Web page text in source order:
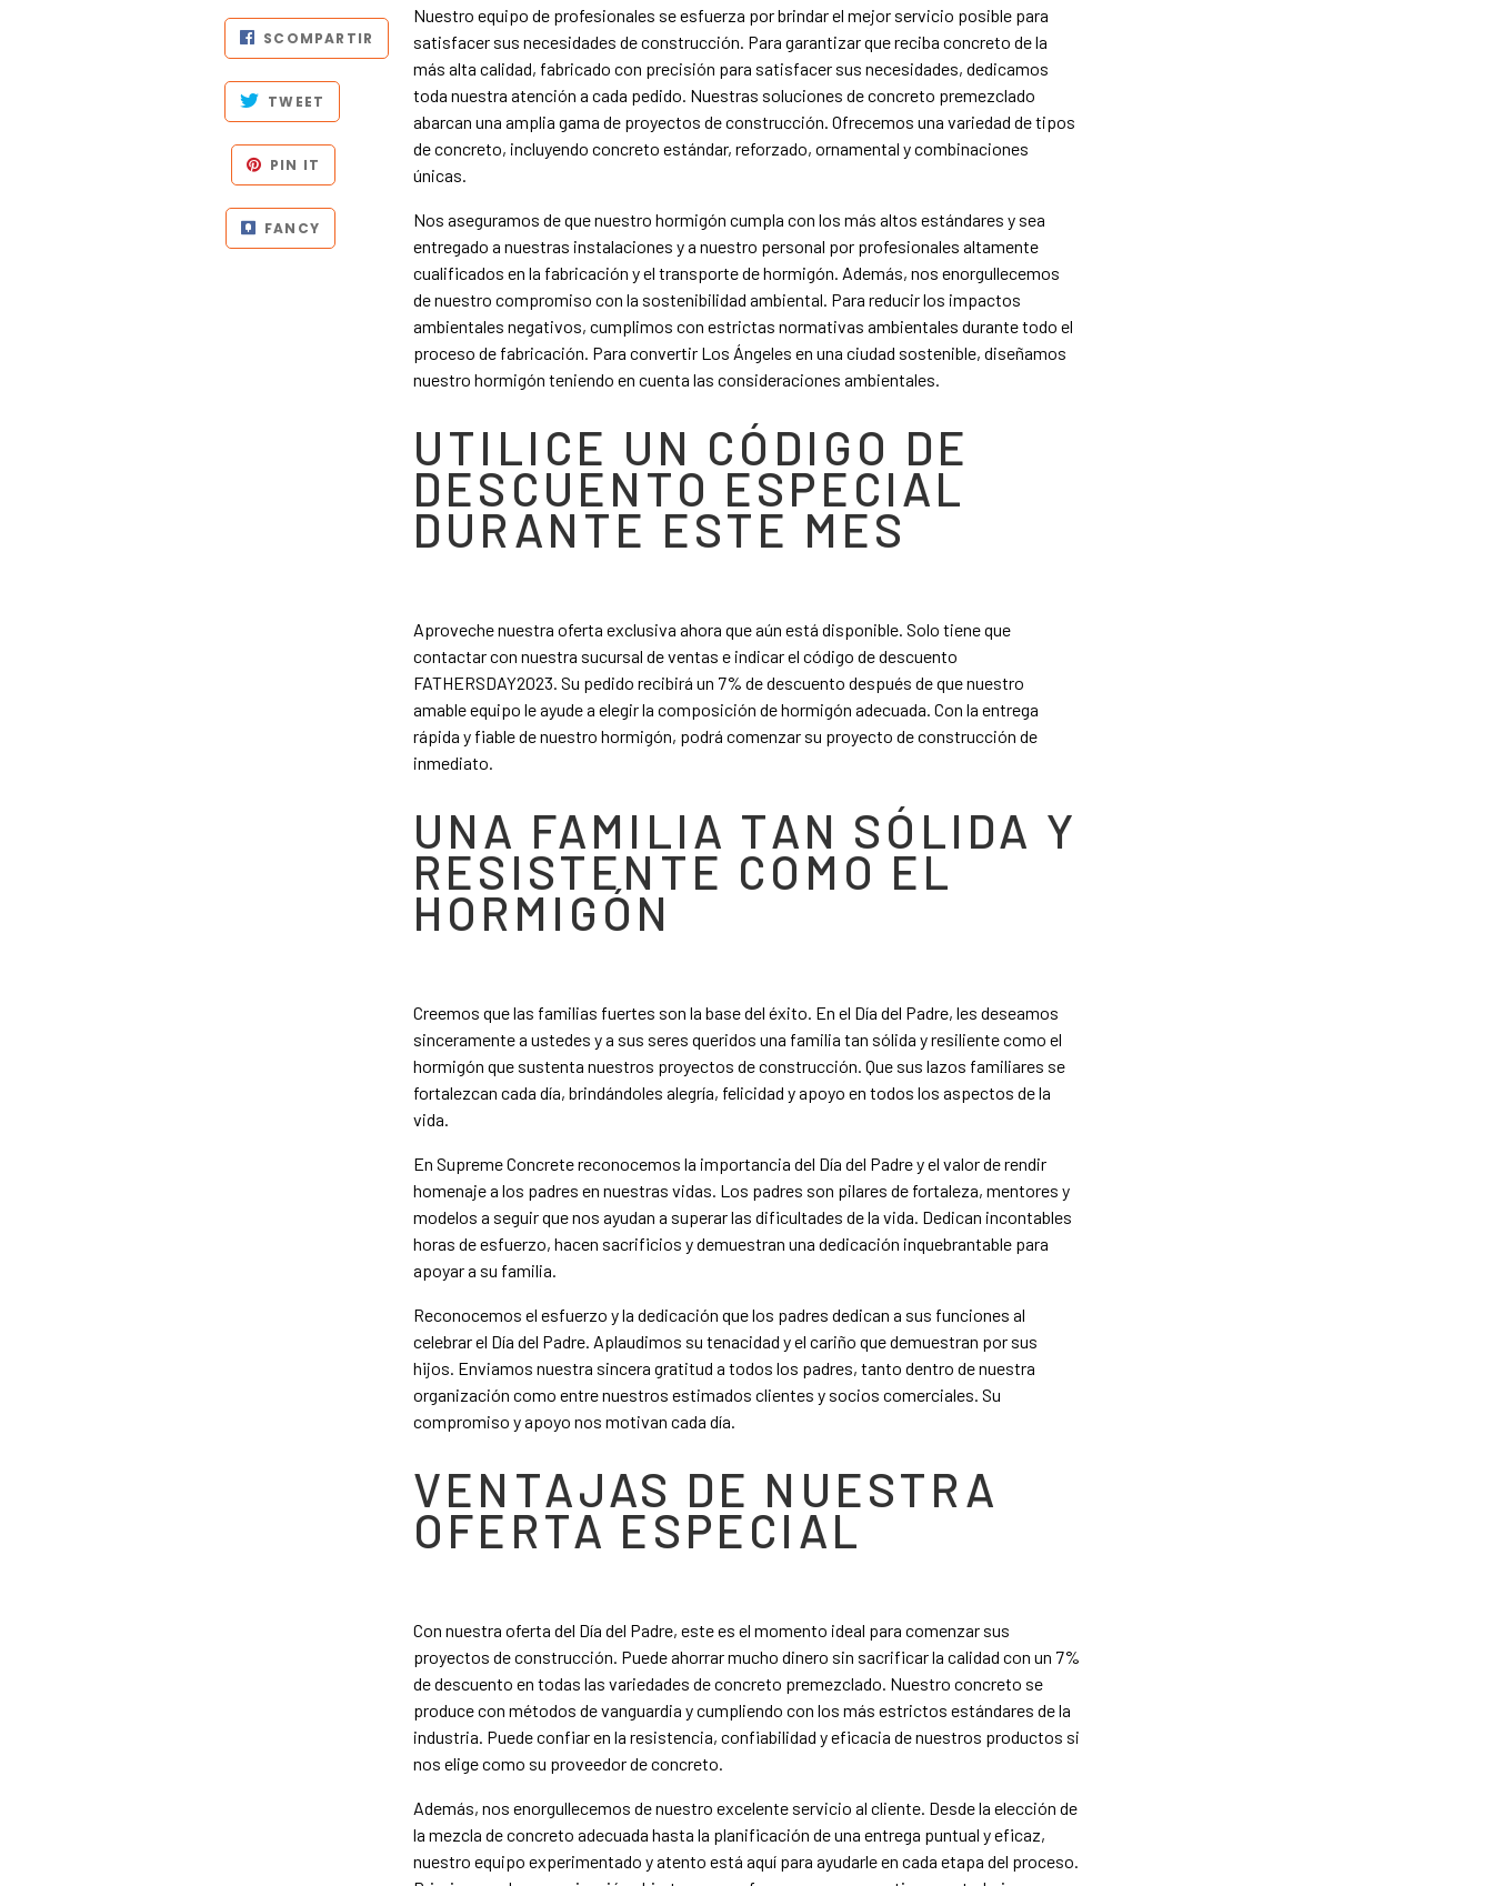
SCOMPARTIR
TWEET
PIN IT
FANCY
Nuestro equipo de profesionales se esfuerza por brindar el mejor servicio posible para
satisfacer sus necesidades de construcción. Para garantizar que reciba concreto de la
más alta calidad, fabricado con precisión para satisfacer sus necesidades, dedicamos
toda nuestra atención a cada pedido. Nuestras soluciones de concreto premezclado
abarcan una amplia gama de proyectos de construcción. Ofrecemos una variedad de tipos
de concreto, incluyendo concreto estándar, reforzado, ornamental y combinaciones
únicas.
Nos aseguramos de que nuestro hormigón cumpla con los más altos estándares y sea
entregado a nuestras instalaciones y a nuestro personal por profesionales altamente
cualificados en la fabricación y el transporte de hormigón. Además, nos enorgullecemos
de nuestro compromiso con la sostenibilidad ambiental. Para reducir los impactos
ambientales negativos, cumplimos con estrictas normativas ambientales durante todo el
proceso de fabricación. Para convertir Los Ángeles en una ciudad sostenible, diseñamos
nuestro hormigón teniendo en cuenta las consideraciones ambientales.
UTILICE UN CÓDIGO DE
DESCUENTO ESPECIAL
DURANTE ESTE MES
Aproveche nuestra oferta exclusiva ahora que aún está disponible. Solo tiene que
contactar con nuestra sucursal de ventas e indicar el código de descuento
FATHERSDAY2023. Su pedido recibirá un 7% de descuento después de que nuestro
amable equipo le ayude a elegir la composición de hormigón adecuada. Con la entrega
rápida y fiable de nuestro hormigón, podrá comenzar su proyecto de construcción de
inmediato.
UNA FAMILIA TAN SÓLIDA Y
RESISTENTE COMO EL
HORMIGÓN
Creemos que las familias fuertes son la base del éxito. En el Día del Padre, les deseamos
sinceramente a ustedes y a sus seres queridos una familia tan sólida y resiliente como el
hormigón que sustenta nuestros proyectos de construcción. Que sus lazos familiares se
fortalezcan cada día, brindándoles alegría, felicidad y apoyo en todos los aspectos de la
vida.
En Supreme Concrete reconocemos la importancia del Día del Padre y el valor de rendir
homenaje a los padres en nuestras vidas. Los padres son pilares de fortaleza, mentores y
modelos a seguir que nos ayudan a superar las dificultades de la vida. Dedican incontables
horas de esfuerzo, hacen sacrificios y demuestran una dedicación inquebrantable para
apoyar a su familia.
Reconocemos el esfuerzo y la dedicación que los padres dedican a sus funciones al
celebrar el Día del Padre. Aplaudimos su tenacidad y el cariño que demuestran por sus
hijos. Enviamos nuestra sincera gratitud a todos los padres, tanto dentro de nuestra
organización como entre nuestros estimados clientes y socios comerciales. Su
compromiso y apoyo nos motivan cada día.
VENTAJAS DE NUESTRA
OFERTA ESPECIAL
Con nuestra oferta del Día del Padre, este es el momento ideal para comenzar sus
proyectos de construcción. Puede ahorrar mucho dinero sin sacrificar la calidad con un 7%
de descuento en todas las variedades de concreto premezclado. Nuestro concreto se
produce con métodos de vanguardia y cumpliendo con los más estrictos estándares de la
industria. Puede confiar en la resistencia, confiabilidad y eficacia de nuestros productos si
nos elige como su proveedor de concreto.
Además, nos enorgullecemos de nuestro excelente servicio al cliente. Desde la elección de
la mezcla de concreto adecuada hasta la planificación de una entrega puntual y eficaz,
nuestro equipo experimentado y atento está aquí para ayudarle en cada etapa del proceso.